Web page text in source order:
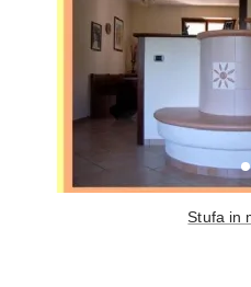
Tappeti
Oggettistica
Complementi arredo
Notte
Camere Matrimoniali
Letti
Stufa in